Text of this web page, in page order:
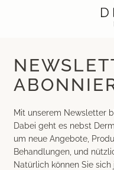
Mit unserem Newsletter
Dabei geht es nebst
um neue Angebote,
Behandlungen, und
Natürlich können Sie
Angebot
Dermatochirurgie
Klassische
Standorte
Hautklinik Zürich Seefeld
Hautklinik Zürich Bülach
Über uns
Philosophie
News & Wissen